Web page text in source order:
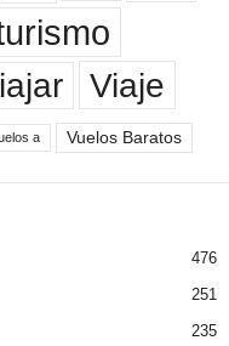
Viaje
a Vuelos Baratos
476
251
235